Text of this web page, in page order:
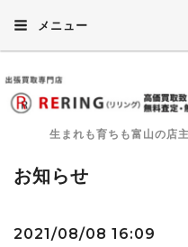
メニュー
生まれも育ちも富山の店
お知らせ
2021/08/08 16:09